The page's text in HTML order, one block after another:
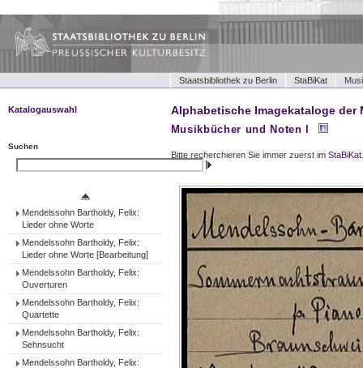
Staatsbibliothek zu Berlin StaBiKat
Katalogauswahl
Tonträger (Werke)
Tonträger (Interpreten)
Suchen
Mendelssohn Bartholdy, Felix:
Lieder ohne Worte
Mendelssohn Bartholdy, Felix:
Lieder ohne Worte [Bearbeitung]
Mendelssohn Bartholdy, Felix:
Ouverturen
Mendelssohn Bartholdy, Felix:
Quartette
Mendelssohn Bartholdy, Felix:
Sehnsucht
Mendelssohn Bartholdy, Felix:
Alphabetische Imagekataloge der
Musikbücher und Noten I
Bitte recherchieren Sie immer zuerst im StaBiKat.